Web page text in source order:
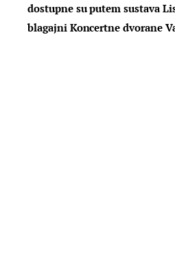
dostupne su putem sustava
blagajni Koncertne dvorane